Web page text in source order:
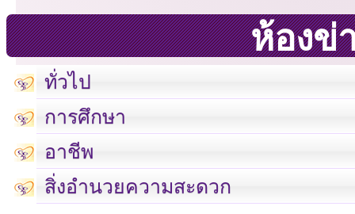
ห้องข่
ทั่วไป
การศึกษา
อาชีพ
สิ่งอำนวยความสะดวก